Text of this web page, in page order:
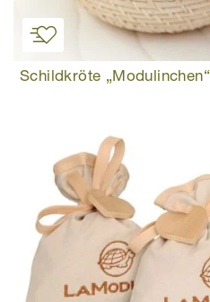
Schildkröte „Modulinchen“